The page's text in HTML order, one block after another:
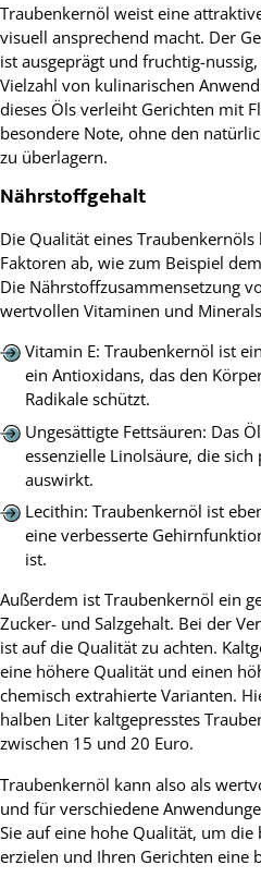
Traubenkernöl weist eine
visuell ansprechend macht. Der
ist ausgeprägt und fruchtig-
Vielzahl von kulinarischen
dieses Öls verleiht Gerichten mit
besondere Note, ohne den
zu überlagern.
Nährstoffgehalt
Die Qualität eines
Faktoren ab, wie zum Beispiel
Die Nährstoffzusammensetzung
wertvollen Vitaminen und
Vitamin E: Traubenkernöl ist
ein Antioxidans, das den
Radikale schützt.
Ungesättigte Fettsäuren: Das
essenzielle Linolsäure, die
auswirkt.
Lecithin: Traubenkernöl ist
eine verbesserte
ist.
Außerdem ist Traubenkernöl ein
Zucker- und Salzgehalt. Bei der
ist auf die Qualität zu achten.
eine höhere Qualität und einen
chemisch extrahierte Varianten.
halben Liter kaltgepresstes
zwischen 15 und 20 Euro.
Traubenkernöl kann also als
und für verschiedene
Sie auf eine hohe Qualität, um die
erzielen und Ihren Gerichten eine